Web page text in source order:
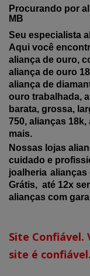
Procurando por
MB
Seu especialista
Aqui você
aliança de ouro,
aliança de ouro
aliança de
ouro trabalhada,
barata, grossa,
750, alianças
mais.
Nossas lojas
cuidado e
joalheria alianças
Grátis, até 12x
alianças com
Site Confiável.
site é confiável.